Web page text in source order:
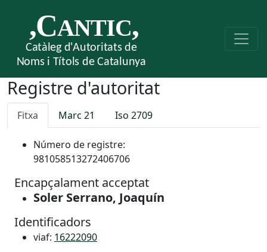
Registre d'autoritat
Fitxa Marc 21 Iso 2709
Número de registre:
981058513272406706
Encapçalament acceptat
Soler Serrano, Joaquín
Identificadors
viaf: 16222090